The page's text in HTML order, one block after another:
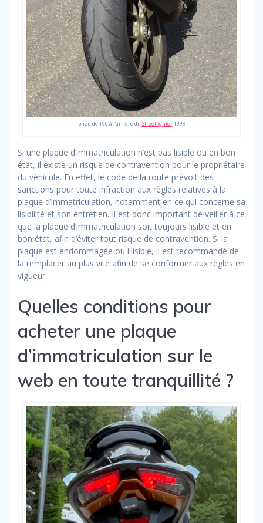
pneu de 190 à l’arrière du Streetfighter1098
Si une plaque d’immatriculation n’est pas lisible ou en bon
état, il existe un risque de contravention pour le propriétaire
du véhicule. En effet, le code de la route prévoit des
sanctions pour toute infraction aux règles relatives à la
plaque d’immatriculation, notamment en ce qui concerne sa
lisibilité et son entretien. Il est donc important de veiller à ce
que la plaque d’immatriculation soit toujours lisible et en
bon état, afin d’éviter tout risque de contravention. Si la
plaque est endommagée ou illisible, il est recommandé de
la remplacer au plus vite afin de se conformer aux règles en
vigueur.
Quelles conditions pour
acheter une plaque
d’immatriculation sur le
web en toute tranquillité ?